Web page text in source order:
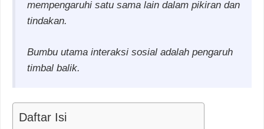
mempengaruhi satu sama lain dalam pikiran dan
tindakan.
Bumbu utama interaksi sosial adalah pengaruh
timbal balik.
Daftar Isi